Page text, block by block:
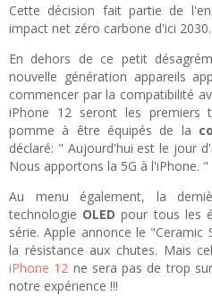
Cette décision fait partie de
impact net zéro carbone d'ici 2030.
En dehors de ce petit
nouvelle génération appareils
commencer par la compatibilité
iPhone 12 seront les premiers
pomme à être équipés de la
déclaré: " Aujourd'hui est le jour
Nous apportons la 5G à l'iPhone. "
Au menu également, la
technologie OLED pour tous les
série. Apple annonce le
la résistance aux chutes. Mais
iPhone 12 ne sera pas de trop
notre expérience !!!